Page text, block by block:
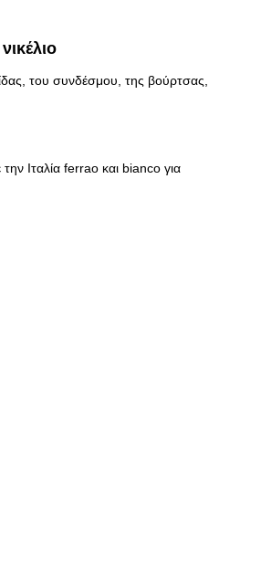
του συνδέσμου, της βούρτσας,
Ιταλία ferrao και bianco για